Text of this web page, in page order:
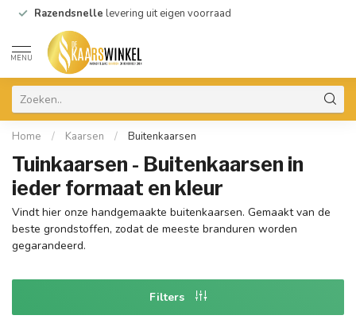
Razendsnelle levering uit eigen voorraad
MENU
Home / Kaarsen / Buitenkaarsen
Tuinkaarsen - Buitenkaarsen in
ieder formaat en kleur
Vindt hier onze handgemaakte buitenkaarsen. Gemaakt van de
beste grondstoffen, zodat de meeste branduren worden
gegarandeerd.
Filters